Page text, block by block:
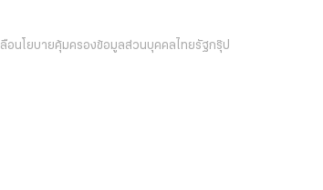
อนโยบายคุ้มครองข้อมูลส่วนบุคคลไทยรัฐกรุ๊ป